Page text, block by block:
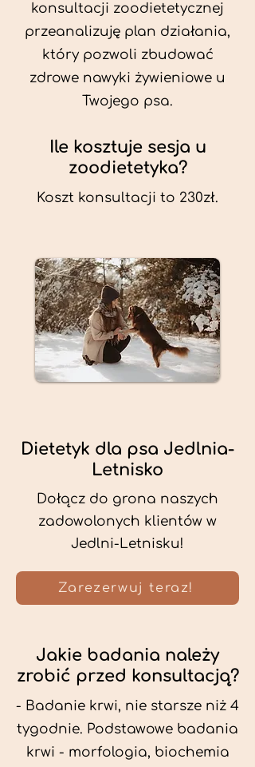
konsultacji zoodietetycznej
przeanalizuję plan działania,
który pozwoli zbudować
zdrowe nawyki żywieniowe u
Twojego psa.
Ile kosztuje sesja u
zoodietetyka?
Koszt konsultacji to 230zł.
Dietetyk dla psa Jedlnia-
Letnisko
Dołącz do grona naszych
zadowolonych klientów w
Jedlni-Letnisku!
Zarezerwuj teraz!
Jakie badania należy
zrobić przed konsultacją?
- Badanie krwi, nie starsze niż 4
tygodnie. Podstawowe badania
krwi - morfologia, biochemia